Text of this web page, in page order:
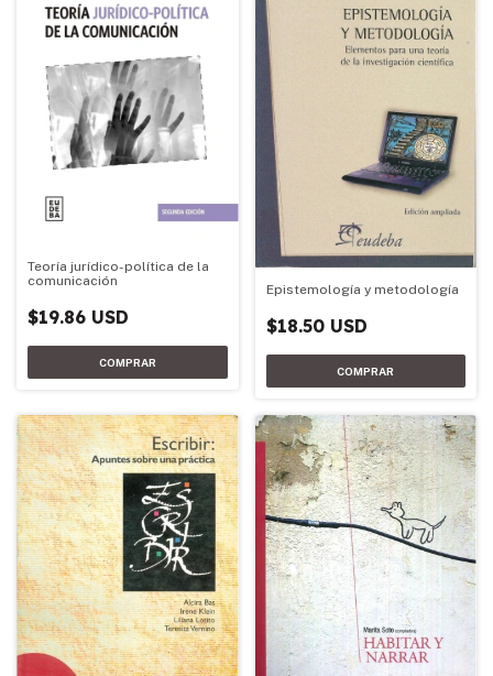
Teoría jurídico-política de la
comunicación
$19.86 USD
Epistemología y metodología
$18.50 USD